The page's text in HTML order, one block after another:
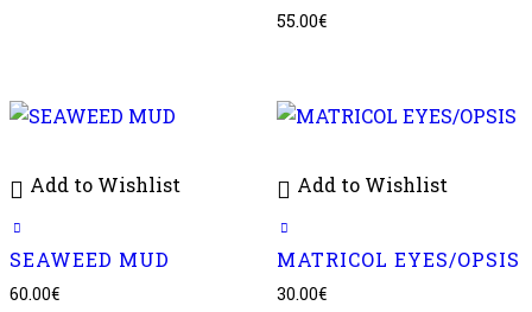
55.00€
Add to Wishlist
SEAWEED MUD
60.00€
Add to Wishlist
MATRICOL EYES/OPSIS
30.00€